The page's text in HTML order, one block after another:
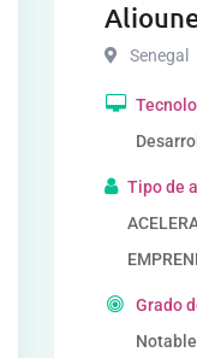
Senegal
Tipo de
Grado